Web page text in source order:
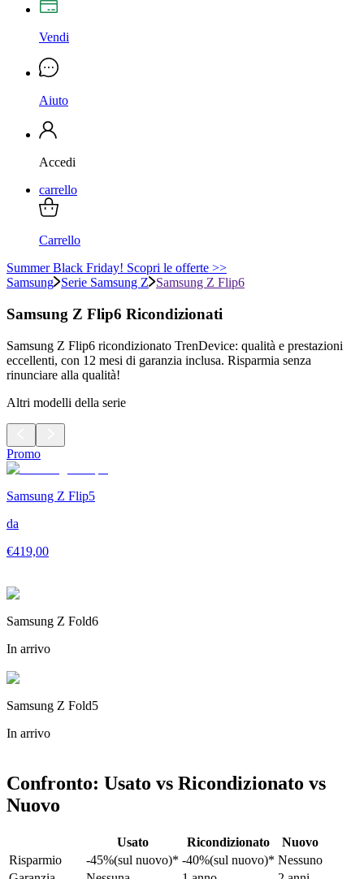
Vendi
Aiuto
Accedi
carrello
Carrello
Summer Black Friday! Scopri le offerte >>
Samsung Serie Samsung Z Samsung Z Flip6
Samsung Z Flip6 Ricondizionati
Samsung Z Flip6 ricondizionato TrenDevice: qualità e prestazioni
eccellenti, con 12 mesi di garanzia inclusa. Risparmia senza
rinunciare alla qualità!
Altri modelli della serie
Promo
Samsung Z Flip5
da
€419,00
Samsung Z Fold6
In arrivo
Samsung Z Fold5
In arrivo
Confronto: Usato vs Ricondizionato vs
Nuovo
Usato Ricondizionato
Nuovo
Risparmio
-45%(sul nuovo)* -40%(sul nuovo)* Nessuno